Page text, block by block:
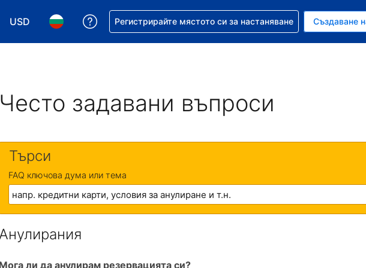
USD
Избор на валута. Избрана валута - Американски долар
Избор на език. Избран език - Български
Помощ с резервацията ви
Регистрирайте мястото си за настаняване Създаване
задавани въпроси
Търси
FAQ ключова дума или тема
ли да анулирам резервацията си?